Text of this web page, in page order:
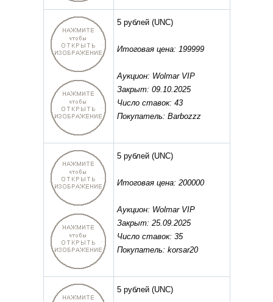
5 рублей(UNC)
Итоговая цена: 199999
Аукцион: Wolmar VIP
Закрыт: 09.10.2025
Число ставок: 43
Покупатель: Barbozzz
5 рублей(UNC)
Итоговая цена: 200000
Аукцион: Wolmar VIP
Закрыт: 25.09.2025
Число ставок: 35
Покупатель: korsar20
5 рублей(UNC)